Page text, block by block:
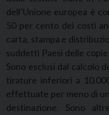
dell’Unione europea è
50 per cento dei costi
carta, stampa e
suddetti Paesi delle
Sono esclusi dal calcolo
tirature inferiori a
effettuate per meno di
destinazione. Sono